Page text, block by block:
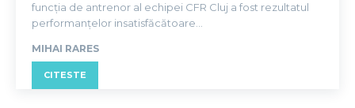
funcția de antrenor al echipei CFR Cluj a fost rezultatul
performanțelor insatisfăcătoare...
MIHAI RARES
CITESTE